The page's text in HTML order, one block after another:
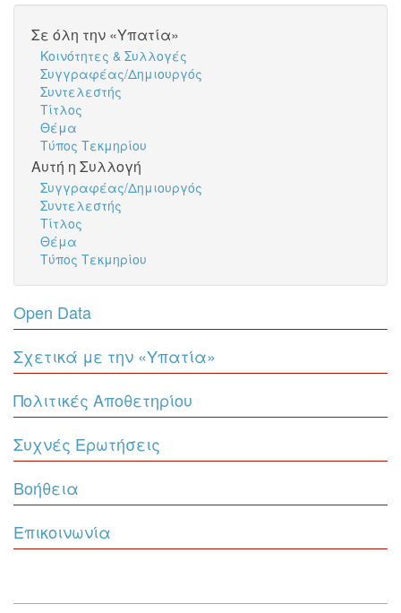
Σε όλη την «Υπατία»
Κοινότητες & Συλλογές
Συγγραφέας/Δημιουργός
Συντελεστής
Τίτλος
Θέμα
Τύπος Τεκμηρίου
Αυτή η Συλλογή
Συγγραφέας/Δημιουργός
Συντελεστής
Τίτλος
Θέμα
Τύπος Τεκμηρίου
Open Data
Σχετικά με την «Υπατία»
Πολιτικές Αποθετηρίου
Συχνές Ερωτήσεις
Βοήθεια
Επικοινωνία